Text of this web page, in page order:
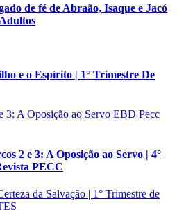
de fé de Abraão, Isaque e Jacó
e o Espírito | 1° Trimestre De
2 e 3: A Oposição ao Servo | 4°
PECC